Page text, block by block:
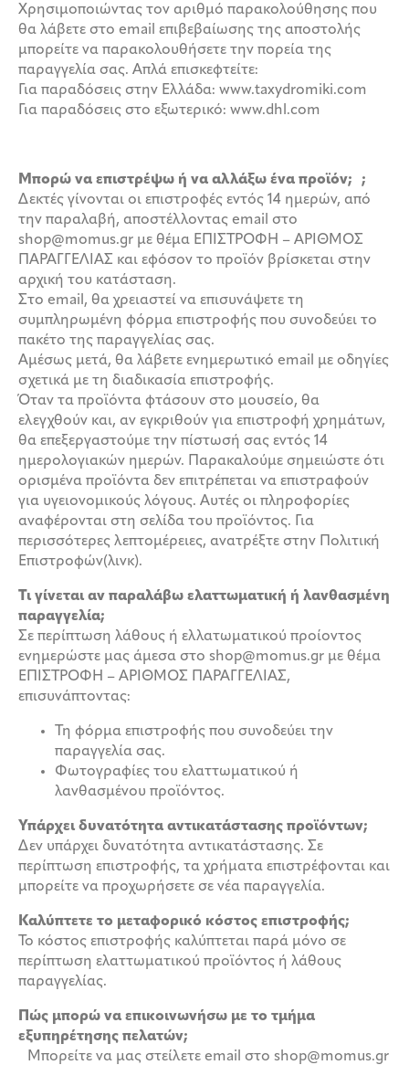
Χρησιμοποιώντας τον αριθμό παρακολούθησης που
θα λάβετε στο email επιβεβαίωσης της αποστολής
μπορείτε να παρακολουθήσετε την πορεία της
παραγγελία σας. Απλά επισκεφτείτε:
Για παραδόσεις στην Ελλάδα: www.taxydromiki.com
Για παραδόσεις στο εξωτερικό: www.dhl.com
Μπορώ να επιστρέψω ή να αλλάξω ένα προϊόν; ;
Δεκτές γίνονται οι επιστροφές εντός 14 ημερών, από
την παραλαβή, αποστέλλοντας email στο
shop@momus.gr με θέμα ΕΠΙΣΤΡΟΦΗ – ΑΡΙΘΜΟΣ
ΠΑΡΑΓΓΕΛΙΑΣ και εφόσον το προϊόν βρίσκεται στην
αρχική του κατάσταση.
Στο email, θα χρειαστεί να επισυνάψετε τη
συμπληρωμένη φόρμα επιστροφής που συνοδεύει το
πακέτο της παραγγελίας σας.
Αμέσως μετά, θα λάβετε ενημερωτικό email με οδηγίες
σχετικά με τη διαδικασία επιστροφής.
Όταν τα προϊόντα φτάσουν στο μουσείο, θα
ελεγχθούν και, αν εγκριθούν για επιστροφή χρημάτων,
θα επεξεργαστούμε την πίστωσή σας εντός 14
ημερολογιακών ημερών. Παρακαλούμε σημειώστε ότι
ορισμένα προϊόντα δεν επιτρέπεται να επιστραφούν
για υγειονομικούς λόγους. Αυτές οι πληροφορίες
αναφέρονται στη σελίδα του προϊόντος. Για
περισσότερες λεπτομέρειες, ανατρέξτε στην Πολιτική
Επιστροφών(λινκ).
Τι γίνεται αν παραλάβω ελαττωματική ή λανθασμένη
παραγγελία;
Σε περίπτωση λάθους ή ελλατωματικού προίοντος
ενημερώστε μας άμεσα στο shop@momus.gr με θέμα
ΕΠΙΣΤΡΟΦΗ – ΑΡΙΘΜΟΣ ΠΑΡΑΓΓΕΛΙΑΣ,
επισυνάπτοντας:
Τη φόρμα επιστροφής που συνοδεύει την
παραγγελία σας.
Φωτογραφίες του ελαττωματικού ή
λανθασμένου προϊόντος.
Υπάρχει δυνατότητα αντικατάστασης προϊόντων;
Δεν υπάρχει δυνατότητα αντικατάστασης. Σε
περίπτωση επιστροφής, τα χρήματα επιστρέφονται και
μπορείτε να προχωρήσετε σε νέα παραγγελία.
Καλύπτετε το μεταφορικό κόστος επιστροφής;
Το κόστος επιστροφής καλύπτεται παρά μόνο σε
περίπτωση ελαττωματικού προϊόντος ή λάθους
παραγγελίας.
Πώς μπορώ να επικοινωνήσω με το τμήμα
εξυπηρέτησης πελατών;
Μπορείτε να μας στείλετε email στο shop@momus.gr